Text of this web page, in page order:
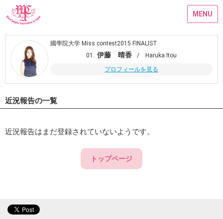
MENU
國學院大学 Miss contest2015 FINALIST
01. 伊藤 晴香
/ Haruka Itou
プロフィールを見る
近況報告の一覧
近況報告はまだ登録されていないようです。
トップページ